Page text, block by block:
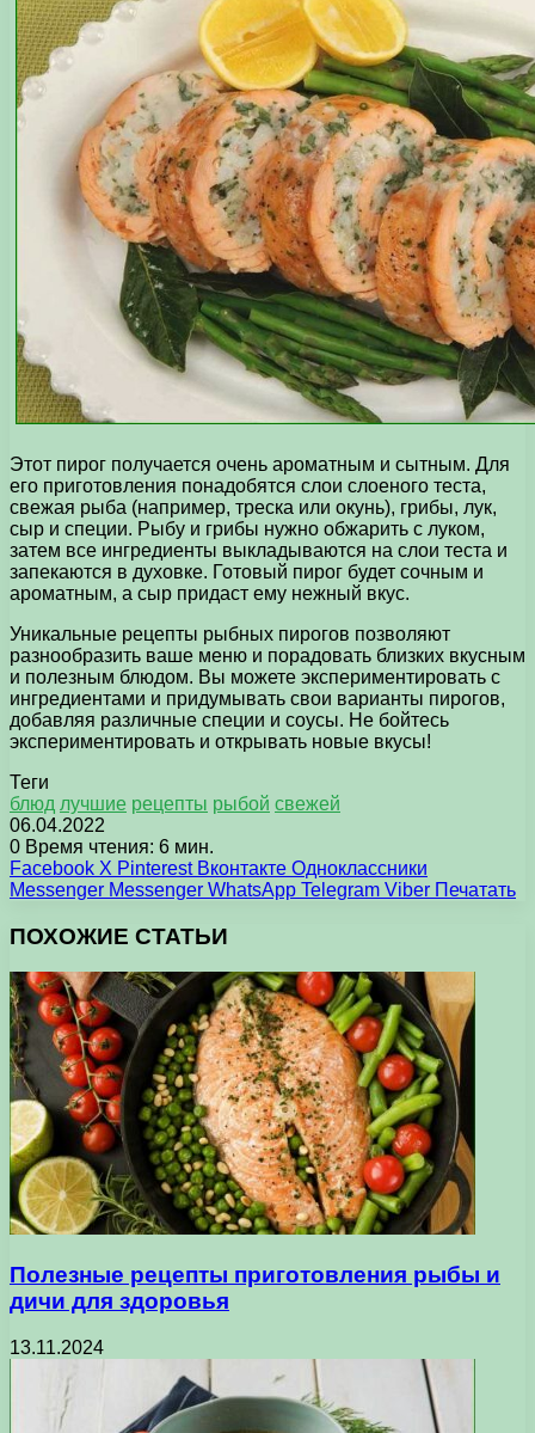
Этот пирог получается очень ароматным и сытным. Для
его приготовления понадобятся слои слоеного теста,
свежая рыба (например, треска или окунь), грибы, лук,
сыр и специи. Рыбу и грибы нужно обжарить с луком,
затем все ингредиенты выкладываются на слои теста и
запекаются в духовке. Готовый пирог будет сочным и
ароматным, а сыр придаст ему нежный вкус.
Уникальные рецепты рыбных пирогов позволяют
разнообразить ваше меню и порадовать близких вкусным
и полезным блюдом. Вы можете экспериментировать с
ингредиентами и придумывать свои варианты пирогов,
добавляя различные специи и соусы. Не бойтесь
экспериментировать и открывать новые вкусы!
Теги
блюд лучшие рецепты рыбой свежей
06.04.2022
0 Время чтения: 6 мин.
Facebook X Pinterest Вконтакте Одноклассники
Messenger Messenger WhatsApp Telegram Viber Печатать
ПОХОЖИЕ СТАТЬИ
Полезные рецепты приготовления рыбы и
дичи для здоровья
13.11.2024